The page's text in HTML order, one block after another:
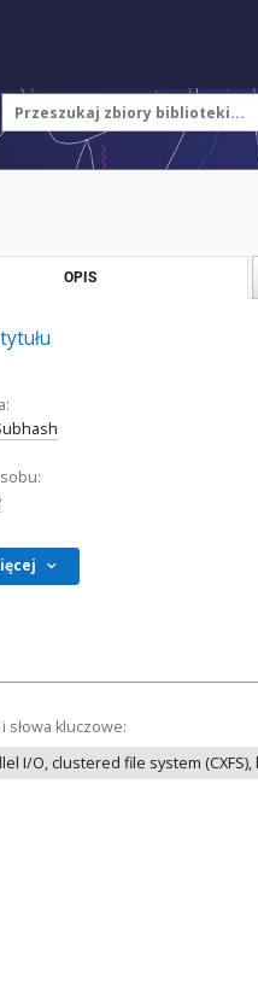
OPIS
słowa kluczowe:
I/O, clustered file system